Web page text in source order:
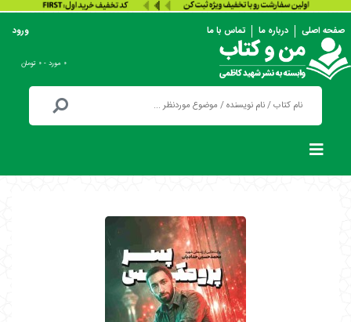
صفحه اصلی درباره ما تماس با ما ورود
۰ مورد - ۰ تومان